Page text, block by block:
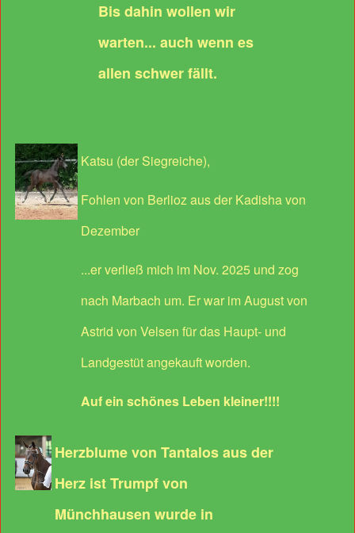
Bis dahin wollen wir
warten... auch wenn es
allen schwer fällt.
Katsu (der Siegreiche),
Fohlen von Berlioz aus der Kadisha von
Dezember
...er verließ mich im Nov. 2025 und zog
nach Marbach um. Er war im August von
Astrid von Velsen für das Haupt- und
Landgestüt angekauft worden.
Auf ein schönes Leben kleiner!!!!
Herzblume von Tantalos aus der
Herz ist Trumpf von
Münchhausen wurde in